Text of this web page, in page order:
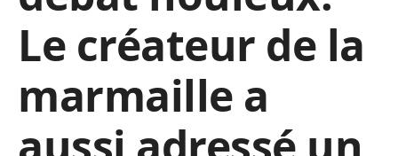
Le créateur de la
marmaille a